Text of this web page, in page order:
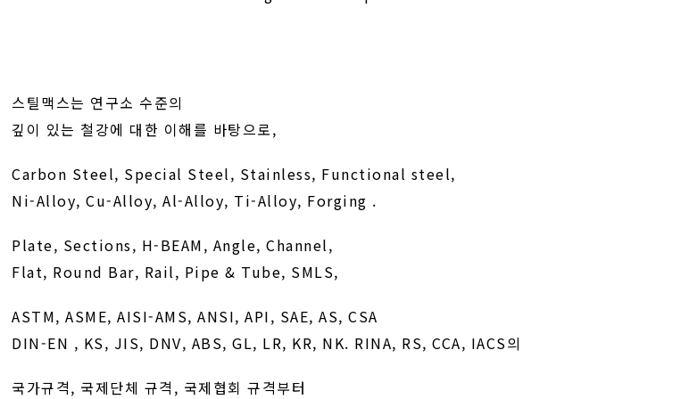
스틸맥스는 연구소 수준의
깊이 있는 철강에 대한 이해를 바탕으로,
Carbon Steel, Special Steel, Stainless, Functional steel,
Ni-Alloy, Cu-Alloy, Al-Alloy, Ti-Alloy, Forging .
Plate, Sections, H-BEAM, Angle, Channel,
Flat, Round Bar, Rail, Pipe & Tube, SMLS,
ASTM, ASME, AISI-AMS, ANSI, API, SAE, AS, CSA
DIN-EN , KS, JIS, DNV, ABS, GL, LR, KR, NK. RINA, RS, CCA, IACS의
국가규격, 국제단체 규격, 국제협회 규격부터